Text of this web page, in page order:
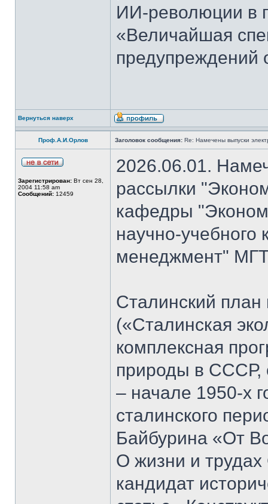
ИИ-революции в
«Величайшая
предупреждений
Вернуться наверх
Проф.А.И.Орлов Заголовок сообщения: Re: Намечены выпуски
Зарегистрирован: Вт сен 28,
2004 11:58 am
Сообщений: 12459
2026.06.01.
рассылки
кафедры
научно-
менеджмент"
Сталинский
(«Сталинская
комплексная
природы в СССР,
– начале 1950-х
сталинского
Байбурина «От
О жизни и
кандидат